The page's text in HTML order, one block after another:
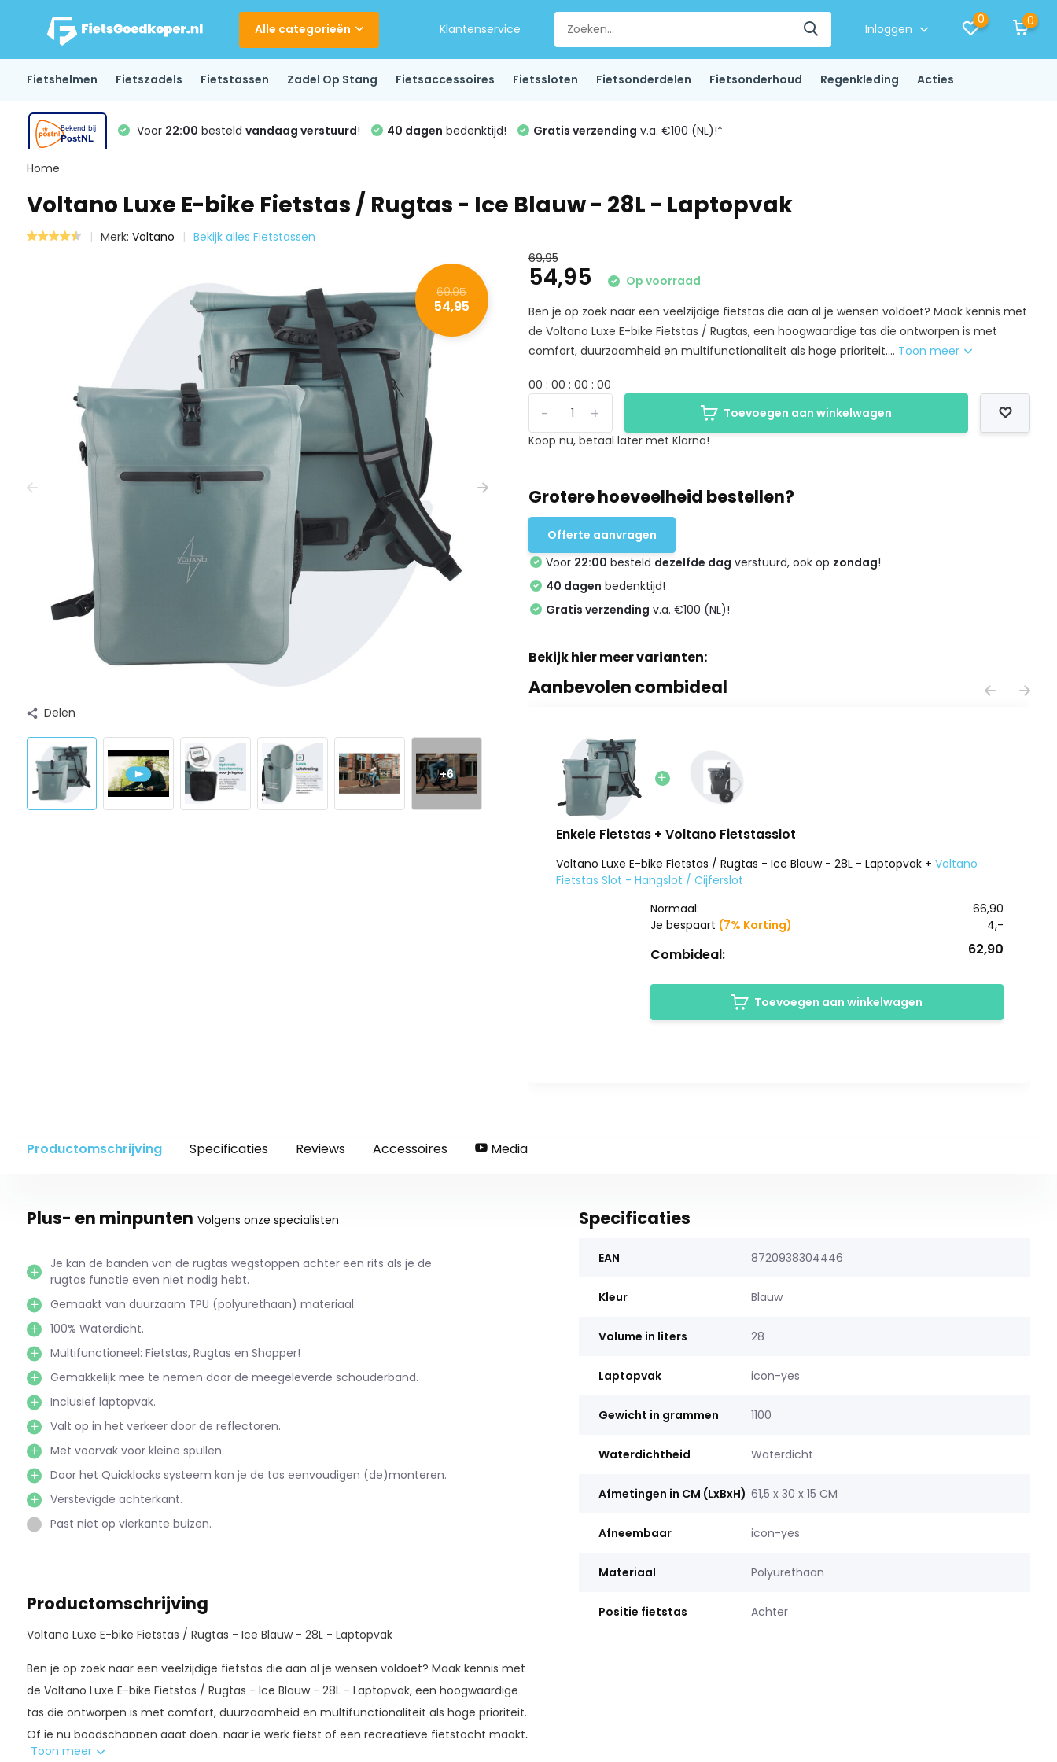
Alle categorieën Klantenservice Inloggen
0 0
Fietshelmen Fietszadels Fietstassen Zadel Op Stang Fietsaccessoires Fietssloten Fietsonderdelen Fietsonderhoud Regenkleding Acties
Voor 22:00 besteld vandaag verstuurd! 40 dagen bedenktijd! Gratis verzending v.a. €100 (NL)!*
Home
Voltano Luxe E-bike Fietstas / Rugtas - Ice Blauw - 28L - Laptopvak
Merk: Voltano Bekijk alles Fietstassen
69,95
54,95
Delen
+6
69,95
54,95
Op voorraad
Ben je op zoek naar een veelzijdige fietstas die aan al je wensen voldoet? Maak kennis met
de Voltano Luxe E-bike Fietstas / Rugtas, een hoogwaardige tas die ontworpen is met
comfort, duurzaamheid en multifunctionaliteit als hoge prioriteit.... Toon meer
00 : 00 : 00 : 00
+
-
Toevoegen aan winkelwagen
Koop nu, betaal later met Klarna!
Grotere hoeveelheid bestellen?
Offerte aanvragen
Voor 22:00 besteld dezelfde dag verstuurd, ook op zondag!
40 dagen bedenktijd!
Gratis verzending v.a. €100 (NL)!
Bekijk hier meer varianten:
Aanbevolen combideal
Enkele Fietstas + Voltano Fietstasslot
Voltano Luxe E-bike Fietstas / Rugtas - Ice Blauw - 28L - Laptopvak +Voltano
Fietstas Slot - Hangslot / Cijferslot
Normaal:
66,90
Je bespaart (7% Korting) 4,-
Combideal: 62,90
Toevoegen aan winkelwagen
Productomschrijving Specificaties Reviews Accessoires Media
Plus- en minpunten Volgens onze specialisten
Je kan de banden van de rugtas wegstoppen achter een rits als je de
rugtas functie even niet nodig hebt.
Gemaakt van duurzaam TPU (polyurethaan) materiaal.
100% Waterdicht.
Multifunctioneel: Fietstas, Rugtas en Shopper!
Gemakkelijk mee te nemen door de meegeleverde schouderband.
Inclusief laptopvak.
Valt op in het verkeer door de reflectoren.
Met voorvak voor kleine spullen.
Door het Quicklocks systeem kan je de tas eenvoudigen (de)monteren.
Verstevigde achterkant.
Past niet op vierkante buizen.
Productomschrijving
Voltano Luxe E-bike Fietstas / Rugtas - Ice Blauw - 28L - Laptopvak
Ben je op zoek naar een veelzijdige fietstas die aan al je wensen voldoet? Maak kennis met
de Voltano Luxe E-bike Fietstas / Rugtas - Ice Blauw - 28L - Laptopvak, een hoogwaardige
tas die ontworpen is met comfort, duurzaamheid en multifunctionaliteit als hoge prioriteit.
Of je nu boodschappen gaat doen, naar je werk fietst of een recreatieve fietstocht maakt,
deze tas staat altijd voor je klaar.
Toon meer
Specificaties
EAN 8720938304446
Kleur Blauw
Volume in liters 28
Laptopvak icon-yes
Gewicht in grammen 1100
Waterdichtheid Waterdicht
Afmetingen in CM (LxBxH) 61,5 x 30 x 15 CM
Afneembaar icon-yes
Materiaal Polyurethaan
Positie fietstas Achter